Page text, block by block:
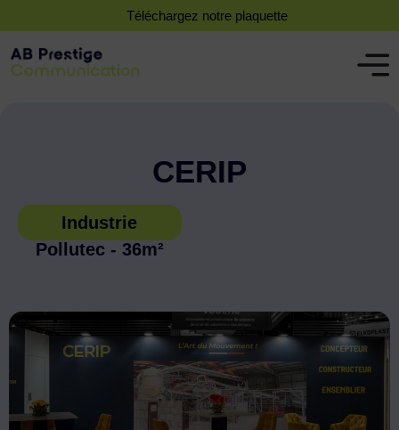
Téléchargez notre plaquette
CERIP
Industrie
Pollutec - 36m²